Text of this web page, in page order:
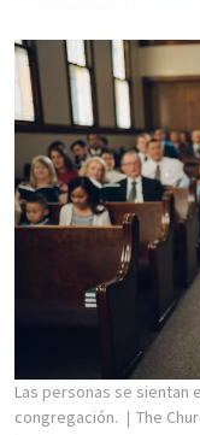
Las personas se sientan
congregación.
The